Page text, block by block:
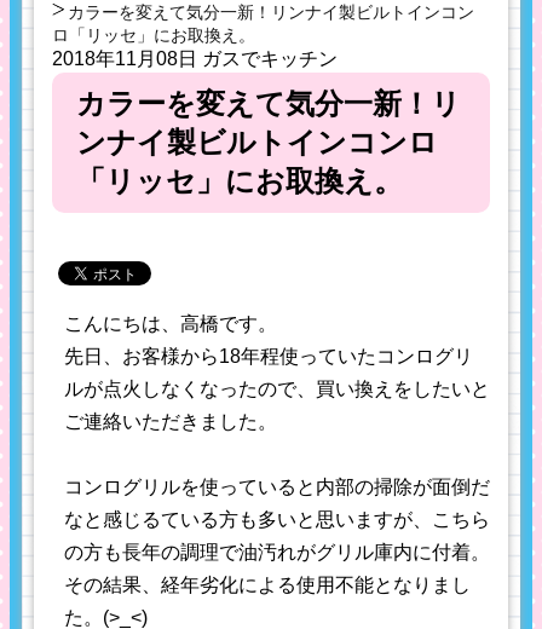
カラーを変えて気分一新！リンナイ製ビルトインコン
ロ「リッセ」にお取換え。
2018年11月08日 ガスでキッチン
カラーを変えて気分一新！リ
ンナイ製ビルトインコンロ
「リッセ」にお取換え。
こんにちは、高橋です。
先日、お客様から18年程使っていたコンログリ
ルが点火しなくなったので、買い換えをしたいと
ご連絡いただきました。
コンログリルを使っていると内部の掃除が面倒だ
なと感じるている方も多いと思いますが、こちら
の方も長年の調理で油汚れがグリル庫内に付着。
その結果、経年劣化による使用不能となりまし
た。(>_<)